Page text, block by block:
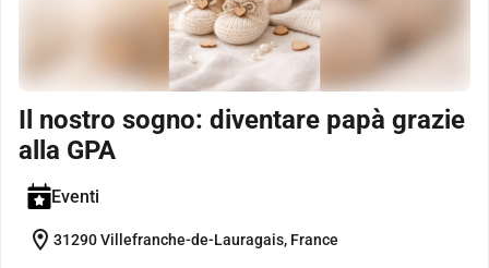
Il nostro sogno: diventare papà grazie
alla GPA
Eventi
location_on 31290 Villefranche-de-Lauragais, France